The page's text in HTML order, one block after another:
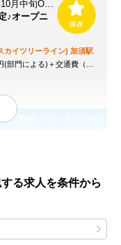
♪オープニ
カイツリーライン) 加須駅
による)＋交通費（社内規定）
応募終了日：
る求人を条件から